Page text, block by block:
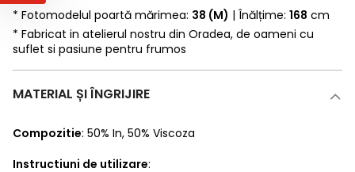
* Fotomodelul poartă mărimea: 38 (M) | Înălțime: 168 cm
* Fabricat in atelierul nostru din Oradea, de oameni cu
suflet si pasiune pentru frumos
MATERIAL ȘI ÎNGRIJIRE
Compozitie: 50% In, 50% Viscoza
Instructiuni de utilizare: